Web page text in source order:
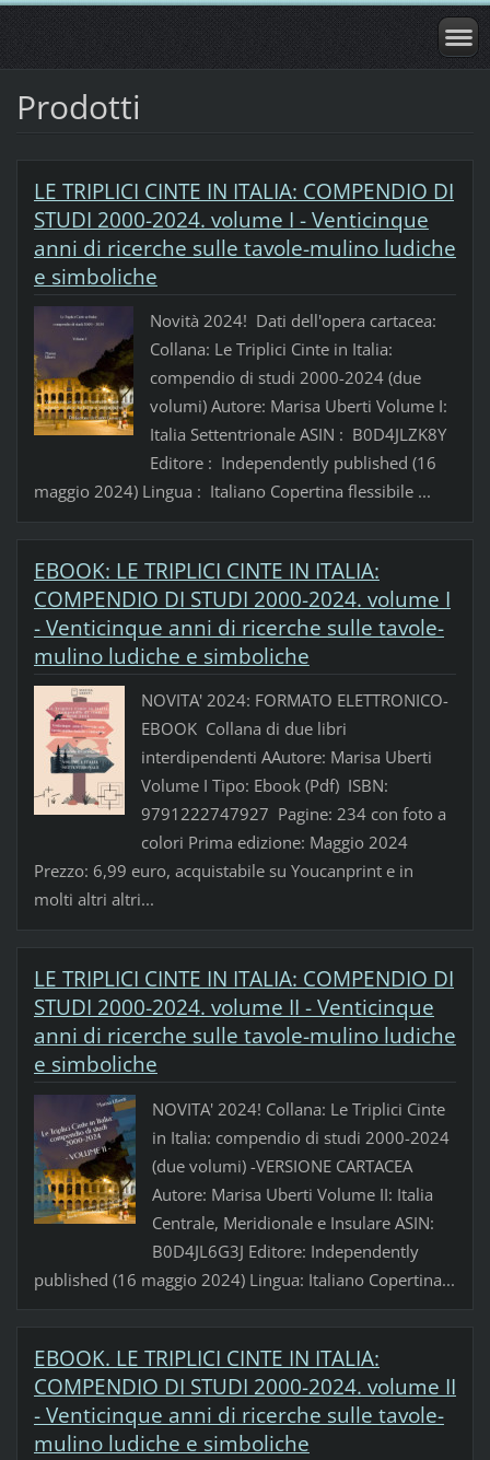
Prodotti
LE TRIPLICI CINTE IN ITALIA: COMPENDIO DI
STUDI 2000-2024. volume I - Venticinque
anni di ricerche sulle tavole-mulino ludiche
e simboliche
Novità 2024! Dati dell'opera cartacea:
Collana: Le Triplici Cinte in Italia:
compendio di studi 2000-2024 (due
volumi) Autore: Marisa Uberti Volume I:
Italia Settentrionale ASIN : ‎ B0D4JLZK8Y
Editore : ‎ Independently published (16
maggio 2024) Lingua ‏: ‎ Italiano Copertina flessibile ...
EBOOK: LE TRIPLICI CINTE IN ITALIA:
COMPENDIO DI STUDI 2000-2024. volume I
- Venticinque anni di ricerche sulle tavole-
mulino ludiche e simboliche
NOVITA' 2024: FORMATO ELETTRONICO-
EBOOK Collana di due libri
interdipendenti AAutore: Marisa Uberti
Volume I Tipo: Ebook (Pdf) ISBN:
9791222747927 Pagine: 234 con foto a
colori Prima edizione: Maggio 2024
Prezzo: 6,99 euro, acquistabile su Youcanprint e in
molti altri altri...
LE TRIPLICI CINTE IN ITALIA: COMPENDIO DI
STUDI 2000-2024. volume II - Venticinque
anni di ricerche sulle tavole-mulino ludiche
e simboliche
NOVITA' 2024! Collana: Le Triplici Cinte
in Italia: compendio di studi 2000-2024
(due volumi) -VERSIONE CARTACEA
Autore: Marisa Uberti Volume II: Italia
Centrale, Meridionale e Insulare ASIN:
‎B0D4JL6G3J Editore: ‎Independently
published (16 maggio 2024) Lingua‏: ‎Italiano Copertina...
EBOOK. LE TRIPLICI CINTE IN ITALIA:
COMPENDIO DI STUDI 2000-2024. volume II
- Venticinque anni di ricerche sulle tavole-
mulino ludiche e simboliche